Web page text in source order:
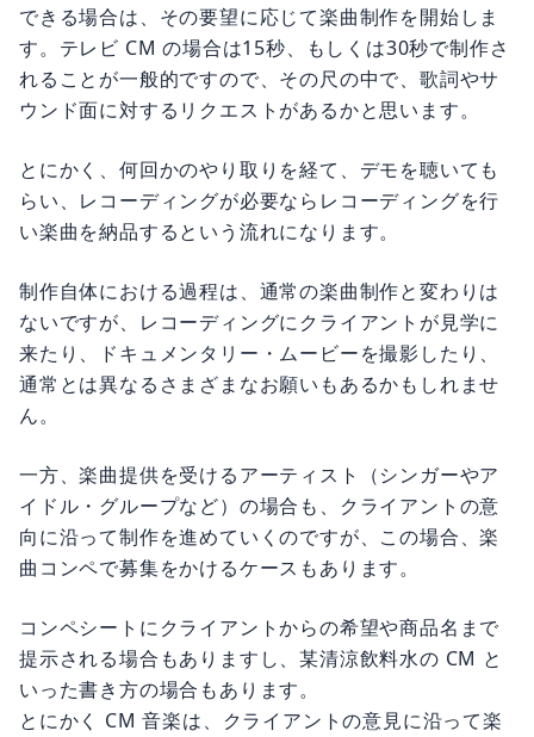
できる場合は、その要望に応じて楽曲制作を開始しま
す。テレビ CM の場合は15秒、もしくは30秒で制作さ
れることが一般的ですので、その尺の中で、歌詞やサ
ウンド面に対するリクエストがあるかと思います。
とにかく、何回かのやり取りを経て、デモを聴いても
らい、レコーディングが必要ならレコーディングを行
い楽曲を納品するという流れになります。
制作自体における過程は、通常の楽曲制作と変わりは
ないですが、レコーディングにクライアントが見学に
来たり、ドキュメンタリー・ムービーを撮影したり、
通常とは異なるさまざまなお願いもあるかもしれませ
ん。
一方、楽曲提供を受けるアーティスト（シンガーやア
イドル・グループなど）の場合も、クライアントの意
向に沿って制作を進めていくのですが、この場合、楽
曲コンペで募集をかけるケースもあります。
コンペシートにクライアントからの希望や商品名まで
提示される場合もありますし、某清涼飲料水の CM と
いった書き方の場合もあります。
とにかく CM 音楽は、クライアントの意見に沿って楽